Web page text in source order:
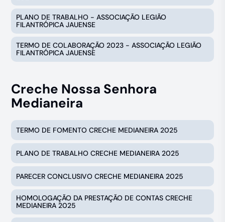
PLANO DE TRABALHO - ASSOCIAÇÃO LEGIÃO
FILANTRÓPICA JAUENSE
TERMO DE COLABORAÇÃO 2023 - ASSOCIAÇÃO LEGIÃO
FILANTRÓPICA JAUENSE
Creche Nossa Senhora
Medianeira
TERMO DE FOMENTO CRECHE MEDIANEIRA 2025
PLANO DE TRABALHO CRECHE MEDIANEIRA 2025
PARECER CONCLUSIVO CRECHE MEDIANEIRA 2025
HOMOLOGAÇÃO DA PRESTAÇÃO DE CONTAS CRECHE
MEDIANEIRA 2025